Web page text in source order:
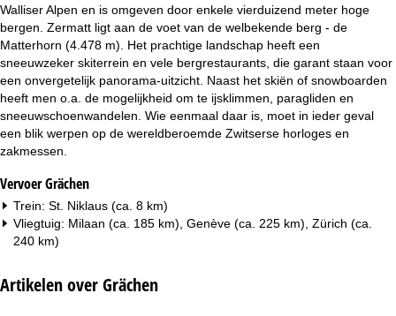
Walliser Alpen en is omgeven door enkele vierduizend meter hoge
bergen. Zermatt ligt aan de voet van de welbekende berg - de
Matterhorn (4.478 m). Het prachtige landschap heeft een
sneeuwzeker skiterrein en vele bergrestaurants, die garant staan voor
een onvergetelijk panorama-uitzicht. Naast het skiën of snowboarden
heeft men o.a. de mogelijkheid om te ijsklimmen, paragliden en
sneeuwschoenwandelen. Wie eenmaal daar is, moet in ieder geval
een blik werpen op de wereldberoemde Zwitserse horloges en
zakmessen.
Vervoer Grächen
Trein: St. Niklaus (ca. 8 km)
Vliegtuig: Milaan (ca. 185 km), Genève (ca. 225 km), Zürich (ca.
240 km)
Artikelen over Grächen